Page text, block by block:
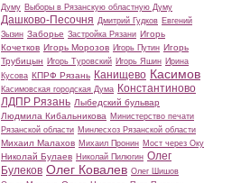
Думу Выборы в Рязанскую областную Думу
Дашково-Песочня Дмитрий Гудков Евгений
Зызин Заборье Застройка Рязани Игорь
Кочетков Игорь Морозов Игорь Путин Игорь
Трубицын Игорь Туровский Игорь Яшин Ирина
Кусова КПРФ Рязань Канищево Касимов
Касимовская городская Дума Константиново
ЛДПР Рязань Лыбедский бульвар
Людмила Кибальникова Министерство печати
Рязанской области Минлесхоз Рязанской области
Михаил Малахов Михаил Пронин Мост через Оку
Николай Булаев Николай Пилюгин Олег
Булеков Олег Ковалев Олег Шишов